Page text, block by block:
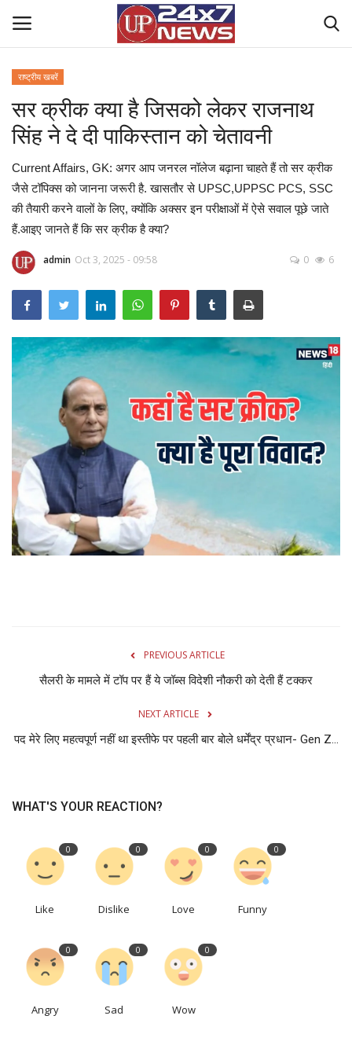
Home
Contact Us
राष्ट्रीय खबरें
उत्तर प्रदेश
बिज़नेस
क्राइम
मनोरंजन
Gallery
क्रिकेट
अजब गज़ब
टीवी
करियर
राष्ट्रीय खबरें
सर क्रीक क्या है जिसको लेकर राजनाथ
सिंह ने दे दी पाकिस्‍तान को चेतावनी
Current Affairs, GK: अगर आप जनरल नॉलेज बढ़ाना चाहते हैं तो सर क्रीक
जैसे टॉपिक्स को जानना जरूरी है. खासतौर से UPSC,UPPSC PCS, SSC
की तैयारी करने वालों के लिए, क्‍योंकि अक्‍सर इन परीक्षाओं में ऐसे सवाल पूछे जाते
हैं.आइए जानते हैं कि सर क्रीक है क्‍या?
admin Oct 3, 2025 - 09:58 0 6
PREVIOUS ARTICLE
सैलरी के मामले में टॉप पर हैं ये जॉब्स विदेशी नौकरी को देती हैं टक्कर
NEXT ARTICLE
पद मेरे लिए महत्वपूर्ण नहीं था इस्तीफे पर पहली बार बोले धर्मेंद्र प्रधान- Gen Z...
WHAT'S YOUR REACTION?
0
Like
0
Dislike
0
Love
0
Funny
0
Angry
0
Sad
0
Wow